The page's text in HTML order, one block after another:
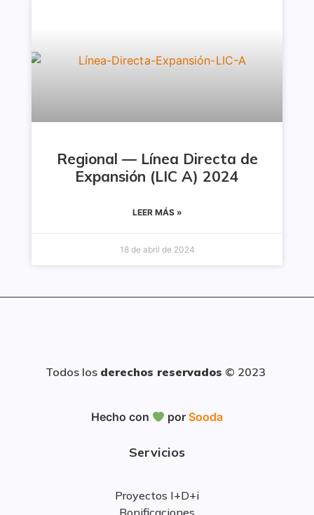
Regional — Línea Directa de
Expansión (LIC A) 2024
LEER MÁS »
18 de abril de 2024
Todos los derechos reservados © 2023
Hecho con porSooda
Servicios
Proyectos I+D+i
Bonificaciones